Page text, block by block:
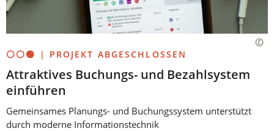
⚪⚪🟢 | PROJEKT ABGESCHLOSSEN
Attraktives Buchungs- und Bezahlsystem
einführen
Gemeinsames Planungs- und Buchungssystem unterstützt
durch moderne Informationstechnik